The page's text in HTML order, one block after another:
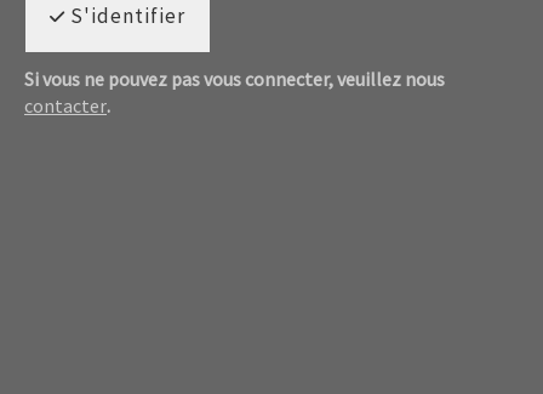
S'identifier
Si vous ne pouvez pas vous connecter, veuillez nous
contacter.